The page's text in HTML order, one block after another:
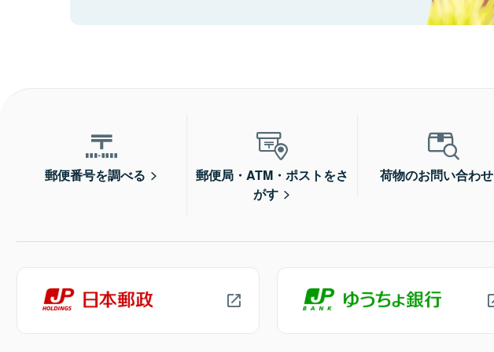
郵便番号を調べる
郵便局・ATM・ポストをさ
がす
荷物のお問い合わせ